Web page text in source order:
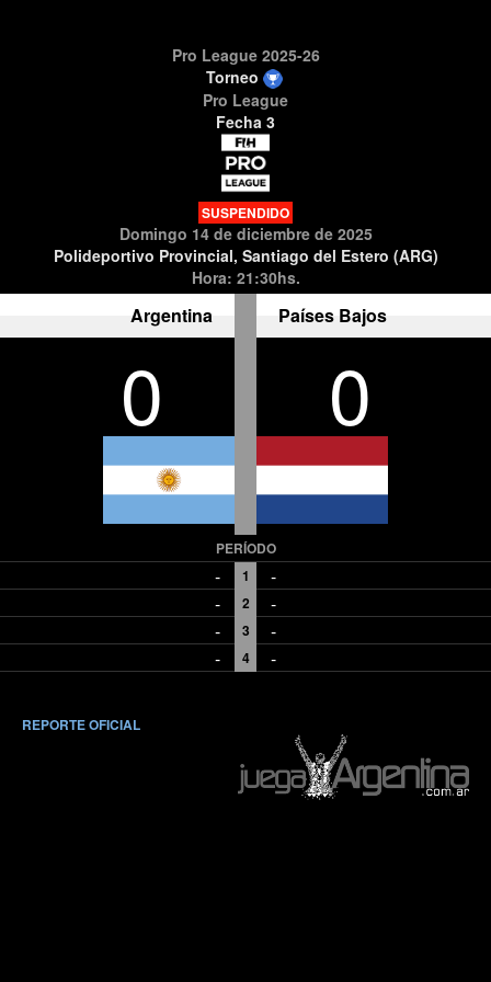
Pro League 2025-26
Torneo
Pro League
Fecha 3
SUSPENDIDO
Domingo 14 de diciembre de 2025
Polideportivo Provincial, Santiago del Estero (ARG)
Hora: 21:30hs.
Argentina Países Bajos
0 0
PERÍODO
- 1
-
-
2
-
-
3
-
-
4 -
REPORTE OFICIAL